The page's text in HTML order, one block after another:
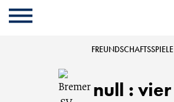
Cookie
Einstellungen
Zum
Inhalt
Cookie
Einstellungen
Kopfbereich
MENU
FREUNDSCHAFTSSPIELE
null : vier